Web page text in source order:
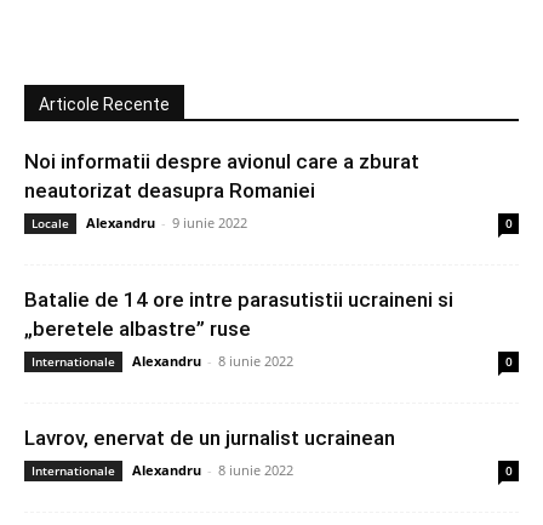
Articole Recente
Noi informatii despre avionul care a zburat
neautorizat deasupra Romaniei
Locale Alexandru - 9 iunie 2022 0
Batalie de 14 ore intre parasutistii ucraineni si
„beretele albastre” ruse
Internationale Alexandru - 8 iunie 2022 0
Lavrov, enervat de un jurnalist ucrainean
Internationale Alexandru - 8 iunie 2022 0